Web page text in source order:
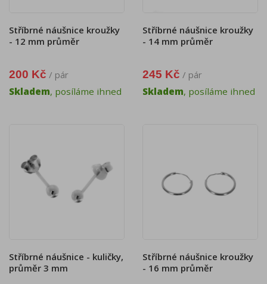
Stříbrné náušnice kroužky
- 12 mm průměr
200 Kč / pár
Skladem, posíláme ihned
Stříbrné náušnice kroužky
- 14 mm průměr
245 Kč / pár
Skladem, posíláme ihned
Stříbrné náušnice - kuličky,
průměr 3 mm
Stříbrné náušnice kroužky
- 16 mm průměr